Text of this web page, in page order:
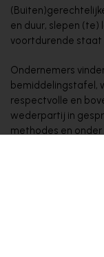
en duur, slepen (te)
voortdurende staat
Ondernemers
bemiddelingstafel,
respectvolle en
wederpartij in
methodes en